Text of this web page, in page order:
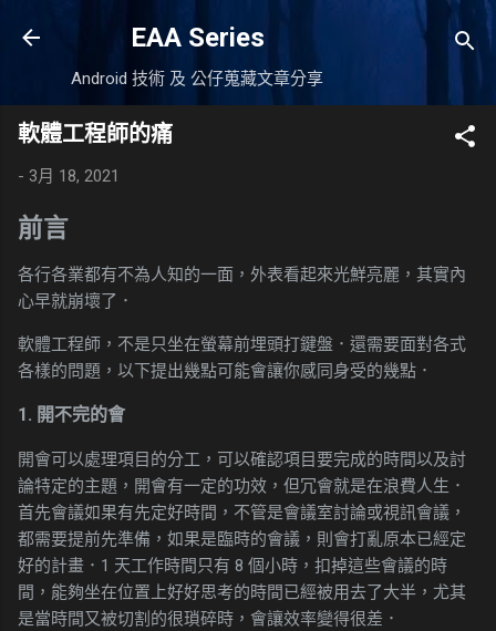
跳到主要內容
EAA Series
Android 技術 及 公仔蒐藏文章分享
軟體工程師的痛
- 3月 18, 2021
前言
各行各業都有不為人知的一面，外表看起來光鮮亮麗，其實內
心早就崩壞了．
軟體工程師，不是只坐在螢幕前埋頭打鍵盤．還需要面對各式
各樣的問題，以下提出幾點可能會讓你感同身受的幾點．
1. 開不完的會
開會可以處理項目的分工，可以確認項目要完成的時間以及討
論特定的主題，開會有一定的功效，但冗會就是在浪費人生．
首先會議如果有先定好時間，不管是會議室討論或視訊會議，
都需要提前先準備，如果是臨時的會議，則會打亂原本已經定
好的計畫．1 天工作時間只有 8 個小時，扣掉這些會議的時
間，能夠坐在位置上好好思考的時間已經被用去了大半，尤其
是當時間又被切割的很瑣碎時，會讓效率變得很差．